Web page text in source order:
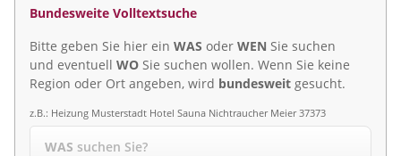
Bundesweite Volltextsuche
Bitte geben Sie hier ein WAS oder WEN Sie suchen
und eventuell WO Sie suchen wollen. Wenn Sie keine
Region oder Ort angeben, wird bundesweit gesucht.
z.B.: Heizung Musterstadt Hotel Sauna Nichtraucher Meier 37373
WAS suchen Sie?